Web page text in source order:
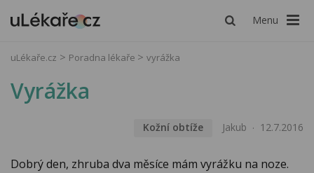
Menu
uLékaře.cz Poradna lékaře vyrážka
Vyrážka
Kožní obtíže Jakub 12.7.2016
Dobrý den, zhruba dva měsíce mám vyrážku na noze.